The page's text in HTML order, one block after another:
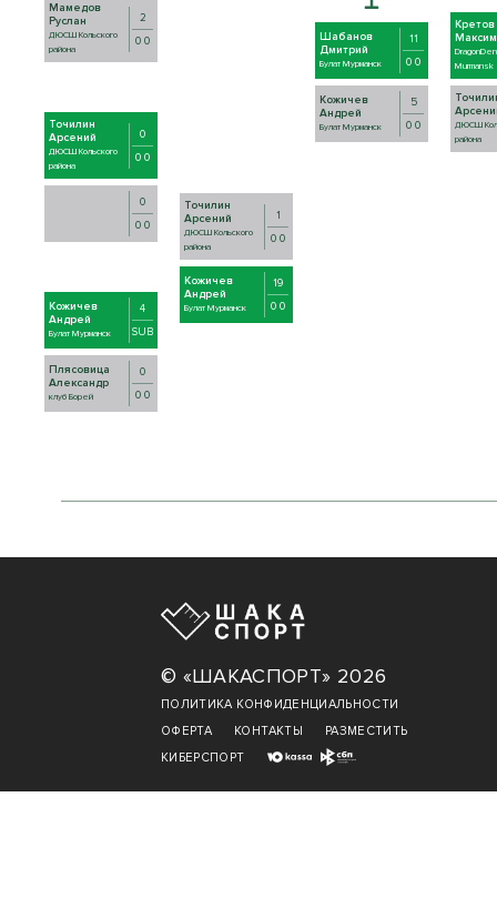
Мамедов
Руслан
ДЮСШ Кольского
района
2
0 0
Точилин
Арсений
ДЮСШ Кольского
района
0
0 0
0
0 0
Кожичев
Андрей
Булат Мурманск
4
SUB
Плясовица
Александр
клуб Борей
0
0 0
Точилин
Арсений
ДЮСШ Кольского
района
1
0 0
Кожичев
Андрей
Булат Мурманск
19
0 0
Шабанов
Дмитрий
Булат Мурманск
11
0 0
Кожичев
Андрей
Булат Мурманск
5
0 0
Кретов
Максим
DragonDen
Murmansk
ДЮСШ
района
© «ШАКАСПОРТ» 2026
ПОЛИТИКА КОНФИДЕНЦИАЛЬНОСТИ
ОФЕРТА
КОНТАКТЫ
РАЗМЕСТИТЬ
КИБЕРСПОРТ